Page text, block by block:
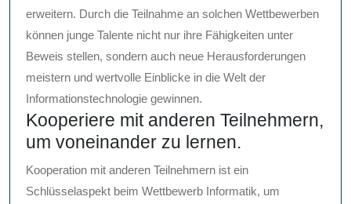
erweitern. Durch die Teilnahme an solchen Wettbewerben
können junge Talente nicht nur ihre Fähigkeiten unter
Beweis stellen, sondern auch neue Herausforderungen
meistern und wertvolle Einblicke in die Welt der
Informationstechnologie gewinnen.
Kooperiere mit anderen Teilnehmern,
um voneinander zu lernen.
Kooperation mit anderen Teilnehmern ist ein
Schlüsselaspekt beim Wettbewerb Informatik, um